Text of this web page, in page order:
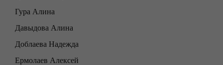
Гура Алина
Давыдова Алина
Доблаева Надежда
Ермолаев Алексей